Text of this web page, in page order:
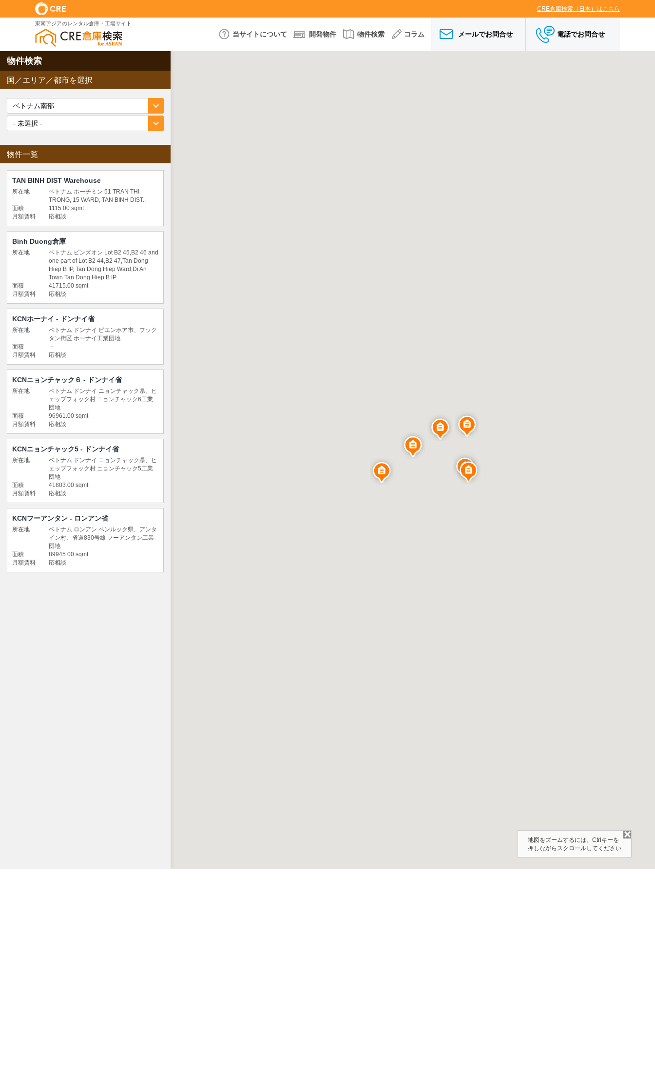
CRE倉庫検索（日本）はこちら
東南アジアのレンタル倉庫・工場サイト
当サイトについて 開発物件 物件検索 コラム メールでお問合せ 電話でお問合せ
物件検索
国／エリア／都市を選択
物件一覧
TAN BINH DIST Warehouse
所在地
ベトナム ホーチミン 51 TRAN THI
TRONG, 15 WARD, TAN BINH DIST.,
面積
1115.00 sqmt
月額賃料
応相談
Binh Duong倉庫
所在地
ベトナム ビンズオン Lot B2 45,B2 46 and
one part of Lot B2 44,B2 47,Tan Dong
Hiep B IP, Tan Dong Hiep Ward,Di An
Town Tan Dong Hiep B IP
面積
41715.00 sqmt
月額賃料
応相談
KCNホーナイ ‐ ドンナイ省
所在地
ベトナム ドンナイ ビエンホア市、フック
タン街区 ホーナイ工業団地
面積
－
月額賃料
応相談
KCNニョンチャック６ ‐ ドンナイ省
所在地
ベトナム ドンナイ ニョンチャック県、ヒ
ェップフォック村 ニョンチャック6工業
団地
面積
96961.00 sqmt
月額賃料
応相談
KCNニョンチャック5 ‐ ドンナイ省
所在地
ベトナム ドンナイ ニョンチャック県、ヒ
ェップフォック村 ニョンチャック5工業
団地
面積
41803.00 sqmt
月額賃料
応相談
KCNフーアンタン - ロンアン省
所在地
ベトナム ロンアン ベンルック県、アンタ
イン村、省道830号線 フーアンタン工業
団地
面積
89945.00 sqmt
月額賃料
応相談
地図をズームするには、Ctrlキーを
押しながらスクロールしてください